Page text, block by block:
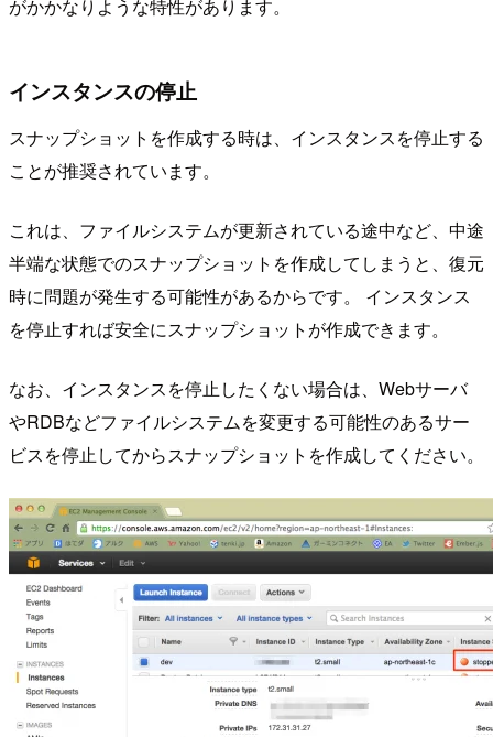
がかかなりような特性があります。
インスタンスの停止
スナップショットを作成する時は、インスタンスを停止する
ことが推奨されています。
これは、ファイルシステムが更新されている途中など、中途
半端な状態でのスナップショットを作成してしまうと、復元
時に問題が発生する可能性があるからです。 インスタンス
を停止すれば安全にスナップショットが作成できます。
なお、インスタンスを停止したくない場合は、Webサーバ
やRDBなどファイルシステムを変更する可能性のあるサー
ビスを停止してからスナップショットを作成してください。